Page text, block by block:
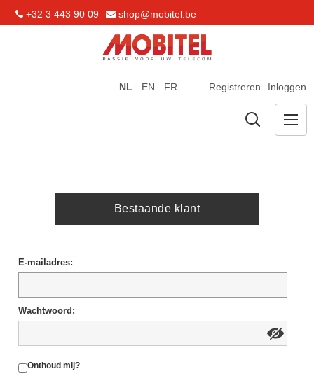
+32 3 443 90 09 shop@mobitel.be
Registreren Inloggen
NL EN FR
Bestaande klant
E-mailadres:
Wachtwoord:
Onthoud mij?